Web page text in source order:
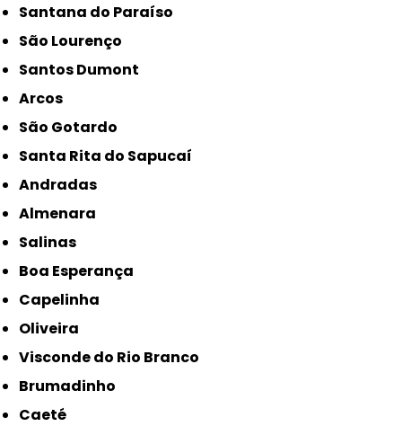
Santana do Paraíso
São Lourenço
Santos Dumont
Arcos
São Gotardo
Santa Rita do Sapucaí
Andradas
Almenara
Salinas
Boa Esperança
Capelinha
Oliveira
Visconde do Rio Branco
Brumadinho
Caeté